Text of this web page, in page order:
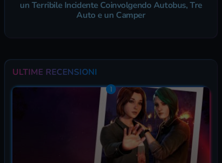
un Terribile Incidente Coinvolgendo Autobus, Tre
Auto e un Camper
ULTIME RECENSIONI